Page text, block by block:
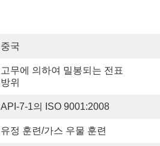
중국
고무에 의하여 밀봉되는 전표
방위
API-7-1의 ISO 9001:2008
유정 훈련/가스 우물 훈련